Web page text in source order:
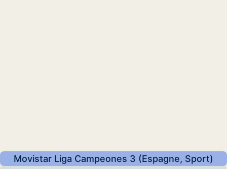
Movistar Liga Campeones 3 (Espagne, Sport)